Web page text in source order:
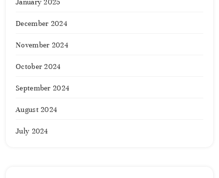
January 2025
December 2024
November 2024
October 2024
September 2024
August 2024
July 2024